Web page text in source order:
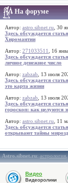
На форуме
Автор: astro.sibnet.ru , 30
Здесь обсуждается
Хиромантии
Автор: 271033511
, 16
Здесь обсуждается
личное денежное число
Автор: zabzab , 13 июля
Здесь обсуждается
это карта жизни
Автор: zabzab , 13 июля
Здесь обсуждается
гороскоп: как целуются
Автор: astro.sibnet.ru , 11
Здесь обсуждается
открывают тайны
Astro.sibnet.ru:астрология
Видео
Видеоролики